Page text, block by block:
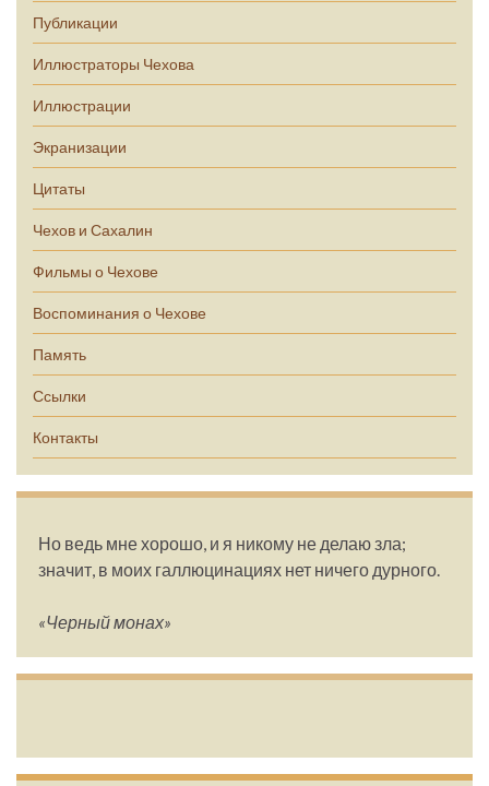
Публикации
Иллюстраторы Чехова
Иллюстрации
Экранизации
Цитаты
Чехов и Сахалин
Фильмы о Чехове
Воспоминания о Чехове
Память
Ссылки
Контакты
Но ведь мне хорошо, и я никому не делаю зла;
значит, в моих галлюцинациях нет ничего дурного.
«Черный монах»